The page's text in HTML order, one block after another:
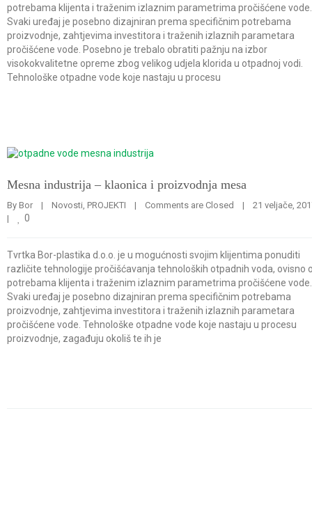
potrebama klijenta i traženim izlaznim parametrima pročišćene vode.
Svaki uređaj je posebno dizajniran prema specifičnim potrebama
proizvodnje, zahtjevima investitora i traženih izlaznih parametara
pročišćene vode. Posebno je trebalo obratiti pažnju na izbor
visokokvalitetne opreme zbog velikog udjela klorida u otpadnoj vodi.
Tehnološke otpadne vode koje nastaju u procesu
Mesna industrija – klaonica i proizvodnja mesa
By Bor | Novosti, PROJEKTI | Comments are Closed
|
|
0
Tvrtka Bor-plastika d.o.o. je u mogućnosti svojim klijentima ponuditi
različite tehnologije pročišćavanja tehnoloških otpadnih voda, ovisno
potrebama klijenta i traženim izlaznim parametrima pročišćene vode.
Svaki uređaj je posebno dizajniran prema specifičnim potrebama
proizvodnje, zahtjevima investitora i traženih izlaznih parametara
pročišćene vode. Tehnološke otpadne vode koje nastaju u procesu
proizvodnje, zagađuju okoliš te ih je